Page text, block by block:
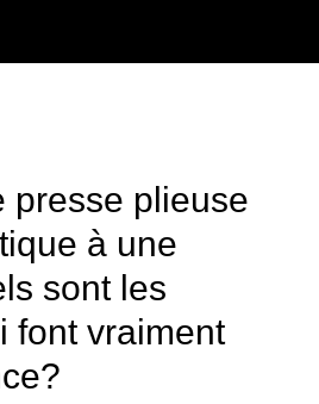
presse plieuse
à une
sont les
font vraiment